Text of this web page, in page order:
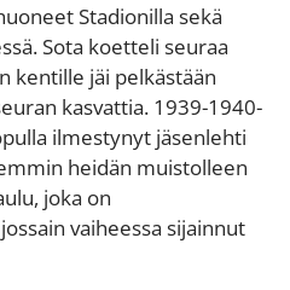
Stadionilla sekä
Sota koetteli seuraa
kentille jäi pelkästään
kasvattia. 1939-1940-
ilmestynyt jäsenlehti
heidän muistolleen
joka on
vaiheessa sijainnut